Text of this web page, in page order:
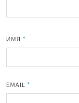
ИМЯ *
EMAIL *